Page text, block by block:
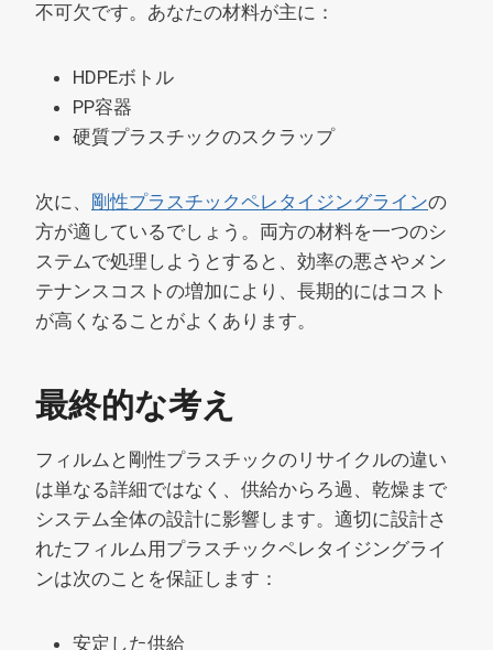
不可欠です。あなたの材料が主に：
HDPEボトル
PP容器
硬質プラスチックのスクラップ
次に、 剛性プラスチックペレタイジングラインの
方が適しているでしょう。両方の材料を一つのシ
ステムで処理しようとすると、効率の悪さやメン
テナンスコストの増加により、長期的にはコスト
が高くなることがよくあります。
最終的な考え
フィルムと剛性プラスチックのリサイクルの違い
は単なる詳細ではなく、供給からろ過、乾燥まで
システム全体の設計に影響します。適切に設計さ
れたフィルム用プラスチックペレタイジングライ
ンは次のことを保証します：
安定した供給